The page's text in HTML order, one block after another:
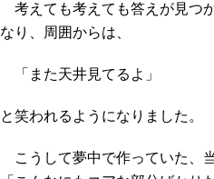
考えても考えても答えが見つ
なり、周囲からは、
「また天井見てるよ」
と笑われるようになりました。
こうして夢中で作っていた、